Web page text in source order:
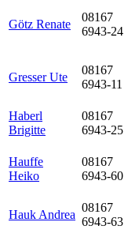
Götz Renate
08167
6943-24
Gresser Ute
08167
6943-11
Haberl
Brigitte
08167
6943-25
Hauffe
Heiko
08167
6943-60
Hauk Andrea
08167
6943-63